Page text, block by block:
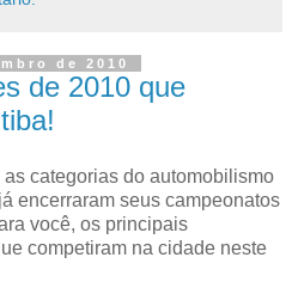
de 2010
de 2010 que
categorias do automobilismo
encerraram seus campeonatos
você, os principais
competiram na cidade neste